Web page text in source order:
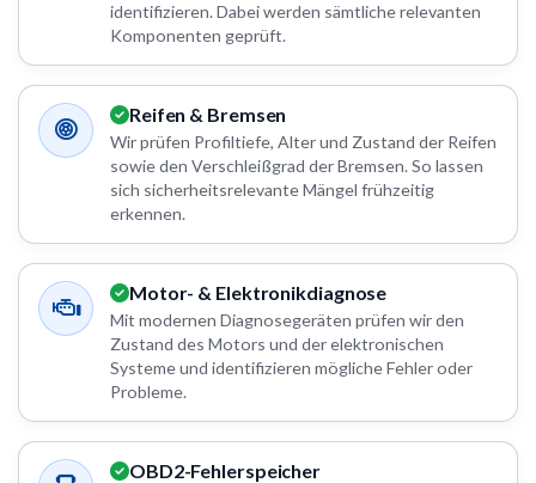
identifizieren. Dabei werden sämtliche relevanten
Komponenten geprüft.
Reifen & Bremsen
Wir prüfen Profiltiefe, Alter und Zustand der Reifen
sowie den Verschleißgrad der Bremsen. So lassen
sich sicherheitsrelevante Mängel frühzeitig
erkennen.
Motor- & Elektronikdiagnose
Mit modernen Diagnosegeräten prüfen wir den
Zustand des Motors und der elektronischen
Systeme und identifizieren mögliche Fehler oder
Probleme.
OBD2-Fehlerspeicher